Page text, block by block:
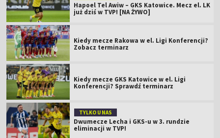
Hapoel Tel Awiw – GKS Katowice. Mecz el. LK
już dziś w TVP! [NA ŻYWO]
Kiedy mecze Rakowa w el. Ligi Konferencji?
Zobacz terminarz
Kiedy mecze GKS Katowice w el. Ligi
Konferencji? Sprawdź terminarz
TYLKO U NAS
Dwumecze Lecha i GKS-u w 3. rundzie
eliminacji w TVP!